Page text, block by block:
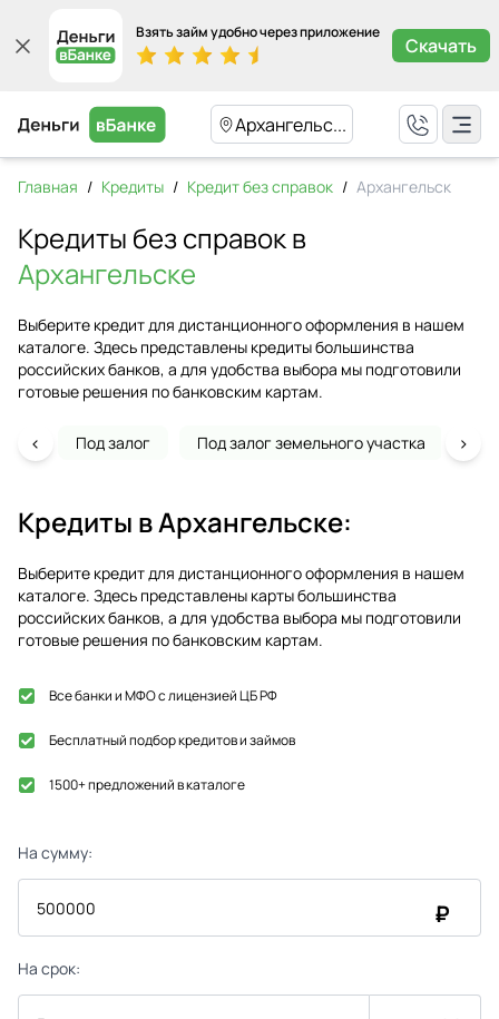
Взять займ удобно через приложение
Скачать
Архангельс...
Главная / Кредиты / Кредит без справок / Архангельск
Кредиты без справок в
Архангельске
Выберите кредит для дистанционного оформления в нашем
каталоге. Здесь представлены кредиты большинства
российских банков, а для удобства выбора мы подготовили
готовые решения по банковским картам.
Под залог Под залог земельного участка
‹ ›
Кредиты вАрхангельске:
Выберите кредит для дистанционного оформления в нашем
каталоге. Здесь представлены карты большинства
российских банков, а для удобства выбора мы подготовили
готовые решения по банковским картам.
Все банки и МФО с лицензией ЦБ РФ
Бесплатный подбор кредитов и займов
1500+ предложений в каталоге
На сумму:
₽
На срок: